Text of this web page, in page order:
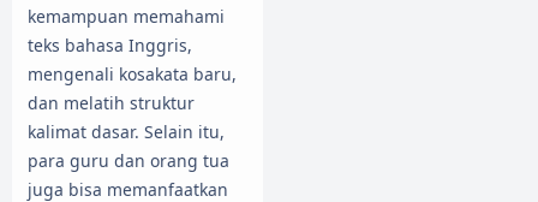
kemampuan memahami
teks bahasa Inggris,
mengenali kosakata baru,
dan melatih struktur
kalimat dasar. Selain itu,
para guru dan orang tua
juga bisa memanfaatkan